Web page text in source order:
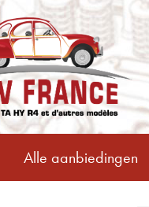
Alle aanbiedingen